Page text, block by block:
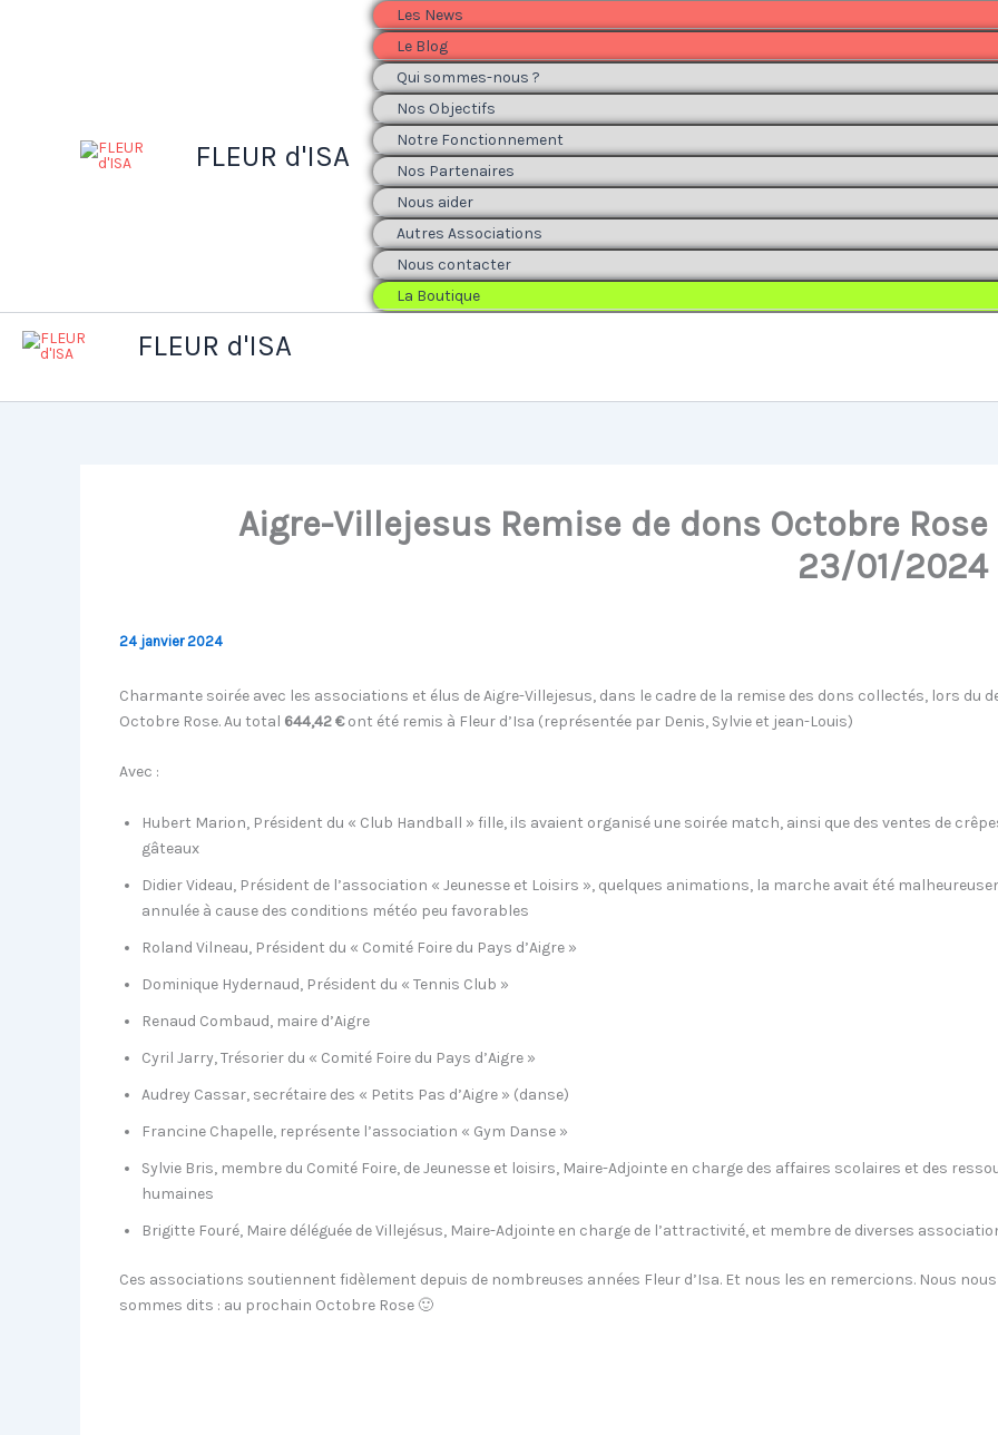
FLEUR d'ISA
Les News
Le Blog
Qui sommes-nous ?
Nos Objectifs
Notre Fonctionnement
Nos Partenaires
Nous aider
Autres Associations
Nous contacter
La Boutique
FLEUR d'ISA
Aigre-Villejesus Remise de dons Octobre Rose
23/01/2024
24 janvier 2024
Charmante soirée avec les associations et élus de Aigre-Villejesus, dans le cadre de la remise des dons collectés, lors du
Octobre Rose. Au total 644,42 €ont été remis à Fleur d’Isa (représentée par Denis, Sylvie et jean-Louis)
Avec :
Hubert Marion, Président du « Club Handball » fille, ils avaient organisé une soirée match, ainsi que des ventes de
gâteaux
Didier Videau, Président de l’association « Jeunesse et Loisirs », quelques animations, la marche avait été
annulée à cause des conditions météo peu favorables
Roland Vilneau, Président du « Comité Foire du Pays d’Aigre »
Dominique Hydernaud, Président du « Tennis Club »
Renaud Combaud, maire d’Aigre
Cyril Jarry, Trésorier du « Comité Foire du Pays d’Aigre »
Audrey Cassar, secrétaire des « Petits Pas d’Aigre » (danse)
Francine Chapelle, représente l’association « Gym Danse »
Sylvie Bris, membre du Comité Foire, de Jeunesse et loisirs, Maire-Adjointe en charge des affaires scolaires et des
humaines
Brigitte Fouré, Maire déléguée de Villejésus, Maire-Adjointe en charge de l’attractivité, et membre de diverses
Ces associations soutiennent fidèlement depuis de nombreuses années Fleur d’Isa. Et nous les en remercions. Nous nous
sommes dits : au prochain Octobre Rose 🙂